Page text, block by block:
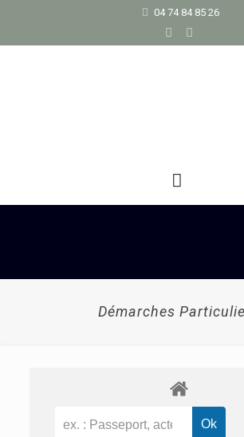
04 74 84 85 26
Démarches